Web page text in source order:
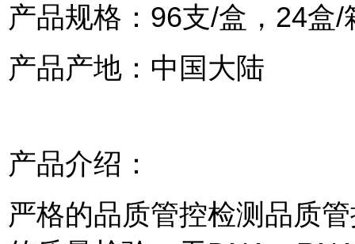
产品规格：96支/盒，24盒/
产品产地：中国大陆
产品介绍：
严格的品质管控检测品质